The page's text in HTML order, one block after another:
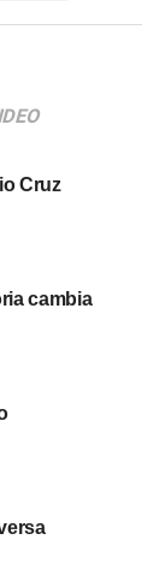
Cruz
cambia